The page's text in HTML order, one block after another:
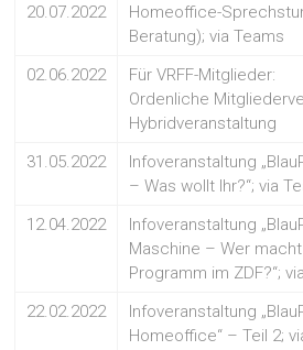
20.07.2022
Homeoffice-
Beratung); via Teams
02.06.2022
Für VRFF-Mitglieder:
Ordenliche
Hybridveranstaltung
31.05.2022
Infoveranstaltung
– Was wollt Ihr?“; via
12.04.2022
Infoveranstaltung
Maschine – Wer
Programm im ZDF?“;
22.02.2022
Infoveranstaltung
Homeoffice“ – Teil 2;